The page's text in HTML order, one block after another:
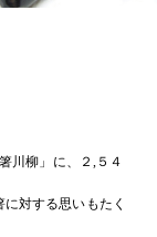
川柳」に、２,５４
対する思いもたく